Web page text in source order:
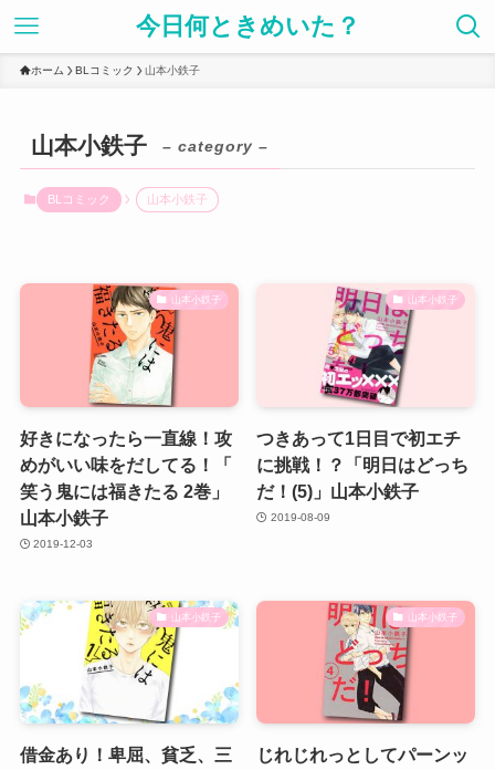
今日何ときめいた？
ホーム BLコミック 山本小鉄子
山本小鉄子 – category –
BLコミック 山本小鉄子
山本小鉄子
好きになったら一直線！攻
めがいい味をだしてる！「
笑う鬼には福きたる 2巻」
山本小鉄子
2019-12-03
山本小鉄子
つきあって1日目で初エチ
に挑戦！？「明日はどっち
だ！(5)」山本小鉄子
2019-08-09
山本小鉄子
借金あり！卑屈、貧乏、三
山本小鉄子
じれじれっとしてパーンッ